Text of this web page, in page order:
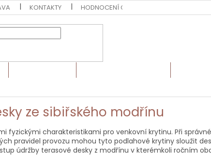
KONTAKTY HODNOCENÍ OBCHODU
ze sibiřského modřínu
fyzickými charakteristikami pro venkovní krytinu. Při
pravidel provozu mohou tyto podlahové krytiny sloužit
údržby terasové desky z modřínu v kterémkoli ročním